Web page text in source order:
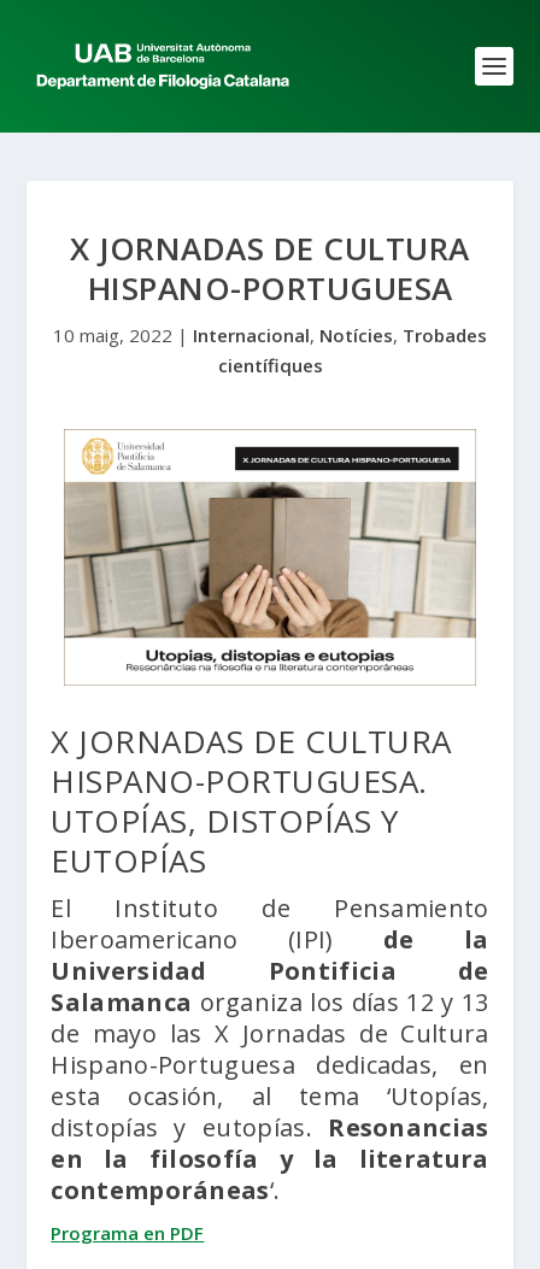
X JORNADAS DE CULTURA
HISPANO-PORTUGUESA
10 maig, 2022 | Internacional, Notícies, Trobades
científiques
X JORNADAS DE CULTURA
HISPANO-PORTUGUESA.
UTOPÍAS, DISTOPÍAS Y
EUTOPÍAS
El Instituto de Pensamiento
Iberoamericano (IPI) de la
Universidad Pontificia de
Salamanca organiza los días 12 y 13
de mayo las X Jornadas de Cultura
Hispano-Portuguesa dedicadas, en
esta ocasión, al tema ‘Utopías,
distopías y eutopías. Resonancias
en la filosofía y la literatura
contemporáneas‘.
Programa en PDF